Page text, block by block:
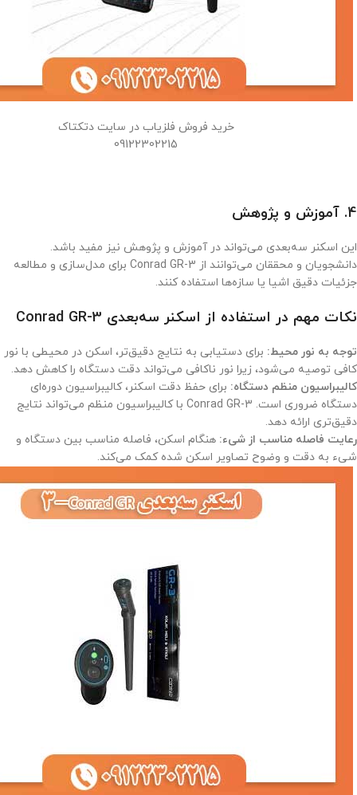
خرید فروش فلزیاب در سایت دتکتاک
09122302215
4. آموزش و پژوهش
این اسکنر سه‌بعدی می‌تواند در آموزش و پژوهش نیز مفید باشد.
دانشجویان و محققان می‌توانند از Conrad GR-3 برای مدل‌سازی و مطالعه
جزئیات دقیق اشیا یا سازه‌ها استفاده کنند.
نکات مهم در استفاده از اسکنر سه‌بعدی Conrad GR-3
توجه به نور محیط: برای دستیابی به نتایج دقیق‌تر، اسکن در محیطی با نور
کافی توصیه می‌شود، زیرا نور ناکافی می‌تواند دقت دستگاه را کاهش دهد.
کالیبراسیون منظم دستگاه: برای حفظ دقت اسکنر، کالیبراسیون دوره‌ای
دستگاه ضروری است. Conrad GR-3 با کالیبراسیون منظم می‌تواند نتایج
دقیق‌تری ارائه دهد.
رعایت فاصله مناسب از شیء: هنگام اسکن، فاصله مناسب بین دستگاه و
شیء به دقت و وضوح تصاویر اسکن شده کمک می‌کند.